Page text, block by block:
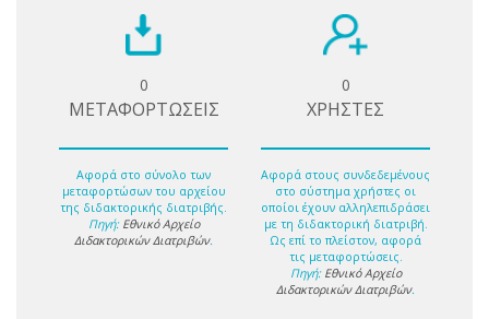
0
ΜΕΤΑΦΟΡΤΩΣΕΙΣ
Αφορά στο σύνολο των
μεταφορτώσων του αρχείου
της διδακτορικής διατριβής.
Πηγή: Εθνικό Αρχείο
Διδακτορικών Διατριβών.
0
ΧΡΗΣΤΕΣ
Αφορά στους συνδεδεμένους
στο σύστημα χρήστες οι
οποίοι έχουν αλληλεπιδράσει
με τη διδακτορική διατριβή.
Ως επί το πλείστον, αφορά
τις μεταφορτώσεις.
Πηγή: Εθνικό Αρχείο
Διδακτορικών Διατριβών.